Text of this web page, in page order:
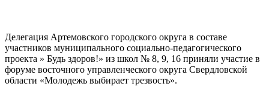
Делегация Артемовского городского округа в составе
участников муниципального социально-педагогического
проекта » Будь здоров!» из школ № 8, 9, 16 приняли участие в
форуме восточного управленческого округа Свердловской
области «Молодежь выбирает трезвость».